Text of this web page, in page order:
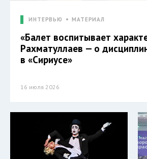
ИНТЕРВЬЮ МАТЕРИАЛ
«Балет воспитывает
Рахматуллаев — о
в «Сириусе»
16 июля 2026